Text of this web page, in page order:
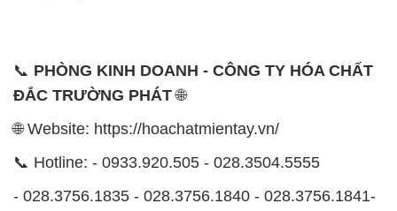
📞 PHÒNG KINH DOANH - CÔNG TY HÓA CHẤT
ĐẮC TRƯỜNG PHÁT🌐
🌐 Website: https://hoachatmientay.vn/
📞 Hotline: - 0933.920.505 - 028.3504.5555
- 028.3756.1835 - 028.3756.1840 - 028.3756.1841-